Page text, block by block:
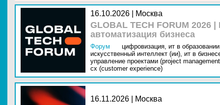
16.10.2026 | Москва
GLOBAL TECH FORUM
автоматизация бизнеса
Форум цифровизация, ит в
искусственный интеллект (ии), ит в
управление проектами (project
cx (customer experience)
16.11.2026 | Москва